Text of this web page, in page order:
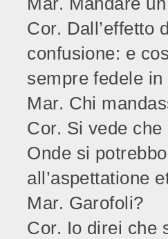
Cor. Dall’effetto
confusione: e
sempre fedele in
Mar. Chi
Cor. Si vede
Onde si
all’aspettatione
Mar. Garofoli?
Cor. Io direi che